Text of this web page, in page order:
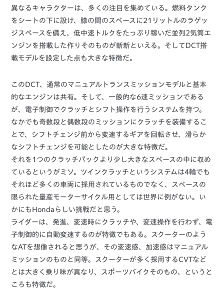
異なるキャラクターは、多くの注目を集めている。燃料タンク
をシートの下に設け、膝の間のスペースに21リットルのラゲッ
ジスペースを備え、低中速トルクをたっぷり稼いだ並列2気筒エ
ンジンを搭載した作りそのものが斬新といえる。そしてDCT搭
載モデルを設定した点も大きな特徴だ。
このDCT、通常のマニュアルトランスミッションモデルと基本
的なエンジンは共有。そして、一般的な6速ミッションである
が、電子制御でクラッチとシフト操作を行うシステムを持つ。
なかでも奇数段と偶数段のミッションにクラッチを装備するこ
とで、シフトチェンジ前から変速するギアを回転させ、滑らか
なシフトチェンジを可能としたのが大きな特徴だ。
それを1つのクラッチパックより少し大きなスペースの中に収め
ているというがミソ。ツインクラッチというシステムは4輪でも
それほど多くの車両に採用されているものでなく、スペースの
限られた量産モーターサイクル用としては世界に例がない。い
かにもHondaらしい挑戦だと思う。
ライダーは、発進、変速時にクラッチや、変速操作を行わず、電
子制御的に自動変速するのが特徴でもある。スクーターのよう
なATを想像されると思うが、その変速感、加速感はマニュアル
ミッションのものと同等。スクーターが多く採用するCVTなど
とは大きく乗り味が異なり、スポーツバイクそのもの、というと
ころも特徴だ。